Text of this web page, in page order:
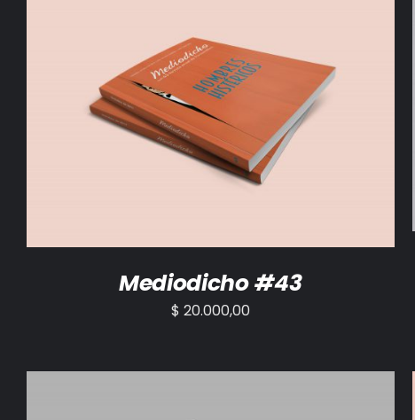
AÑADIR AL CARRITO DETALLES
Mediodicho #43
$ 20.000,00